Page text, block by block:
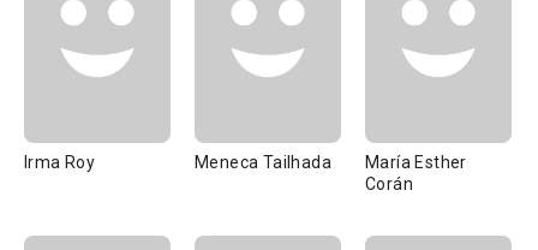
Irma Roy Meneca Tailhada
María Esther
Corán